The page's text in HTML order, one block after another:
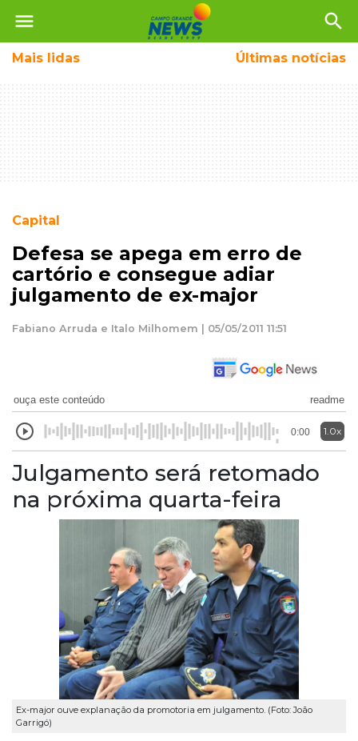
menu search
Mais lidas Últimas notícias
Capital
Defesa se apega em erro de
cartório e consegue adiar
julgamento de ex-major
Fabiano Arruda e Italo Milhomem | 05/05/2011 11:51
ouça este conteúdo readme
0:00 1.0x
Julgamento será retomado
na próxima quarta-feira
Ex-major ouve explanação da promotoria em julgamento. (Foto: João
Garrigó)